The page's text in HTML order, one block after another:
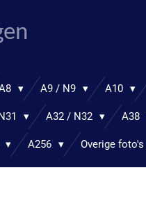
A9 / N9 A10
A32 / N32 A38
A256 Overige foto's